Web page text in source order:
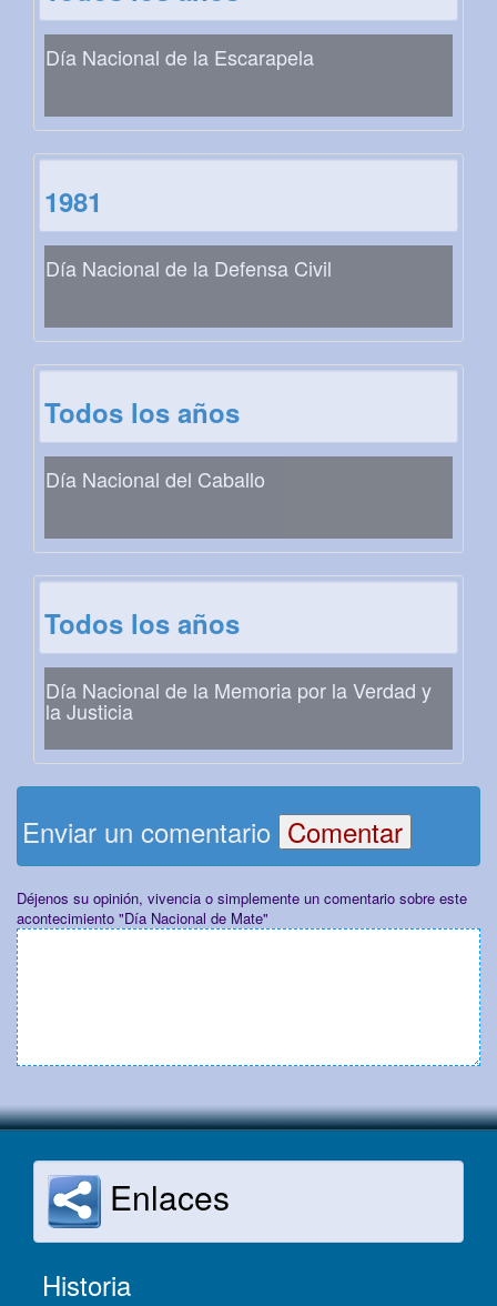
Día Nacional de la Escarapela
1981
Día Nacional de la Defensa Civil
Todos los años
Día Nacional del Caballo
Todos los años
Día Nacional de la Memoria por la Verdad y
la Justicia
Enviar un comentario
Déjenos su opinión, vivencia o simplemente un comentario sobre este
acontecimiento "Día Nacional de Mate"
Enlaces
Historia